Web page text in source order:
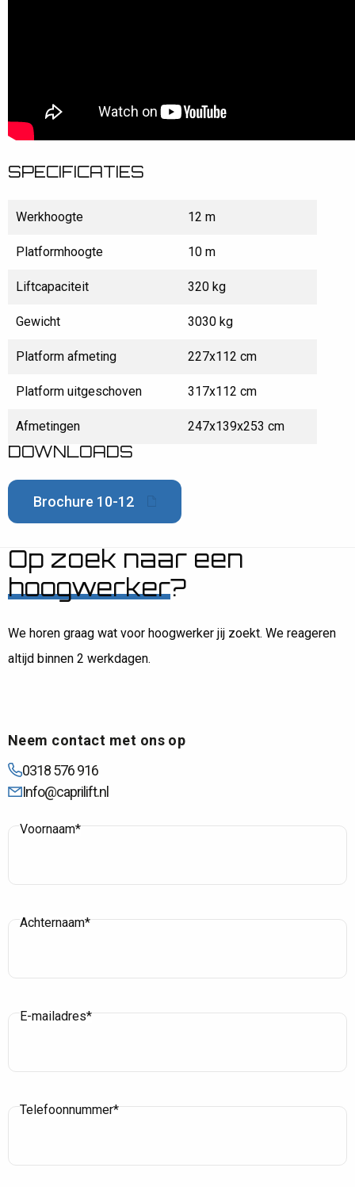
SPECIFICATIES
Werkhoogte 12 m
Platformhoogte 10 m
Liftcapaciteit 320 kg
Gewicht 3030 kg
Platform afmeting 227x112 cm
Platform uitgeschoven 317x112 cm
Afmetingen 247x139x253 cm
DOWNLOADS
Brochure 10-12
Op zoek naar een
hoogwerker?
We horen graag wat voor hoogwerker jij zoekt. We reageren
altijd binnen 2 werkdagen.
Neem contact met ons op
0318 576 916
Info@caprilift.nl
Voornaam*
Achternaam*
E-mailadres*
Telefoonnummer*